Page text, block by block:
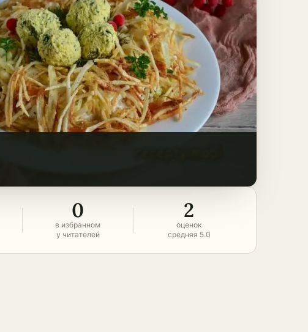
0
в избранном
у читателей
2
оценок
средняя 5.0